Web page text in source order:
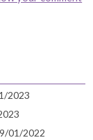
2023
01/2022